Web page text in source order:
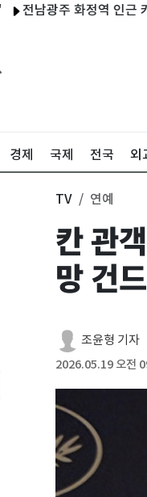
주 화정역 인근 카니발
경제 국제 전국 외
TV 연예
칸 관
망 건
조윤형 기자
2026.05.19 오전